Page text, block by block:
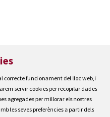
correcte funcionament del lloc web, i
servir cookies per recopilar dades
agregades per millorar els nostres
les seves preferències a partir dels